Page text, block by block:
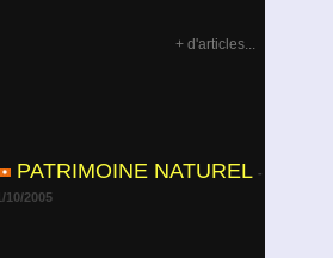
+ d'articles...
PATRIMOINE NATUREL -
10/2005